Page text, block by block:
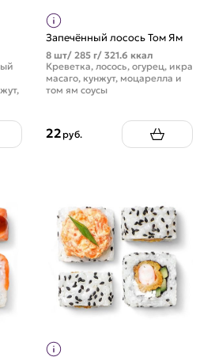
Запечённый лосось Том Ям
8 шт/ 285 г/ 321.6 ккал
Креветка, лосось, огурец, икра
масаго, кунжут, моцарелла и
том ям соусы
22 руб.